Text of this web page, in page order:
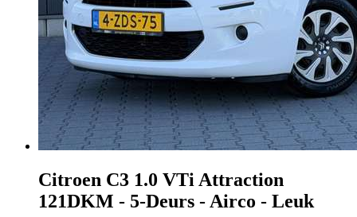
Citroen C3 1.0 VTi Attraction
121DKM - 5-Deurs - Airco - Leuk